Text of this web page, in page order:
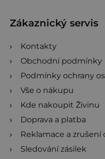
Zákaznický servis
Kontakty
Obchodní podmínky
Podmínky ochrany
Vše o nákupu
Kde nakoupit Živinu
Doprava a platba
Reklamace a
Sledování zásilek